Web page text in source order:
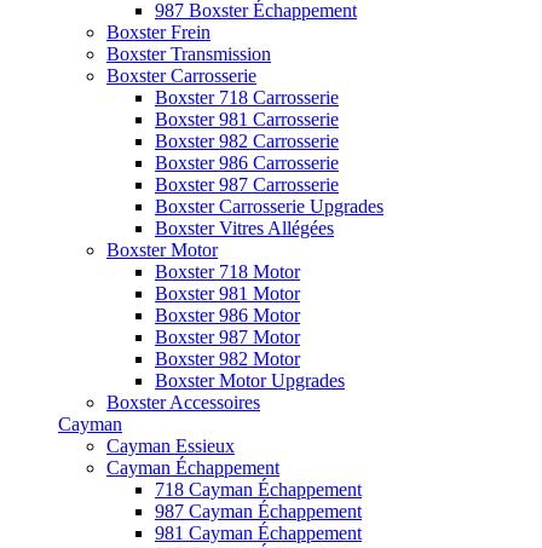
987 Boxster Échappement
Boxster Frein
Boxster Transmission
Boxster Carrosserie
Boxster 718 Carrosserie
Boxster 981 Carrosserie
Boxster 982 Carrosserie
Boxster 986 Carrosserie
Boxster 987 Carrosserie
Boxster Carrosserie Upgrades
Boxster Vitres Allégées
Boxster Motor
Boxster 718 Motor
Boxster 981 Motor
Boxster 986 Motor
Boxster 987 Motor
Boxster 982 Motor
Boxster Motor Upgrades
Boxster Accessoires
Cayman
Cayman Essieux
Cayman Échappement
718 Cayman Échappement
987 Cayman Échappement
981 Cayman Échappement